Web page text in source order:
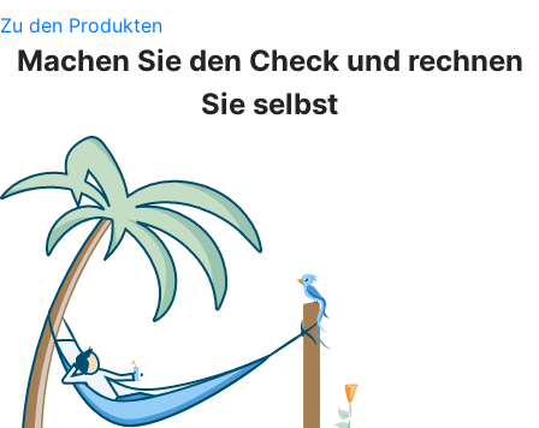
Zu den Produkten
Machen Sie den Check und rechnen
Sie selbst